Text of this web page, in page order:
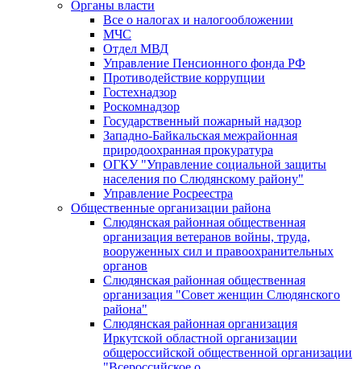
Органы власти
Все о налогах и налогообложении
МЧС
Отдел МВД
Управление Пенсионного фонда РФ
Противодействие коррупции
Гостехнадзор
Роскомнадзор
Государственный пожарный надзор
Западно-Байкальская межрайонная
природоохранная прокуратура
ОГКУ "Управление социальной защиты
населения по Слюдянскому району"
Управление Росреестра
Общественные организации района
Слюдянская районная общественная
организация ветеранов войны, труда,
вооруженных сил и правоохранительных
органов
Слюдянская районная общественная
организация "Совет женщин Слюдянского
района"
Слюдянская районная организация
Иркутской областной организации
общероссийской общественной организации